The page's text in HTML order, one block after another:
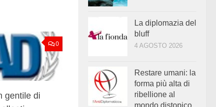
0
gentile di
La diplomazia del
bluff
4 AGOSTO 2026
Restare umani: la
forma più alta di
ribellione al